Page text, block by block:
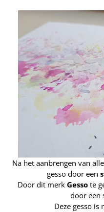
Na het aanbrengen van
gesso door een
Door dit merk Gesso te
door een
Deze gesso is